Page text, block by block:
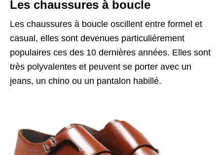
Les chaussures à boucle
Les chaussures à boucle oscillent entre formel et
casual, elles sont devenues particulièrement
populaires ces des 10 dernières années. Elles sont
très polyvalentes et peuvent se porter avec un
jeans, un chino ou un pantalon habillé.